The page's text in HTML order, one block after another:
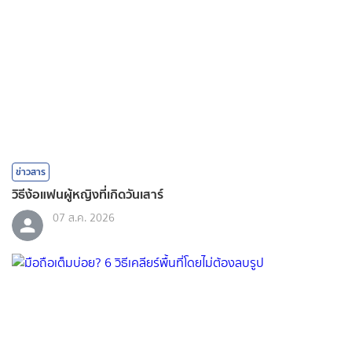
ข่าวสาร
วิธีง้อแฟนผู้หญิงที่เกิดวันเสาร์
07 ส.ค. 2026